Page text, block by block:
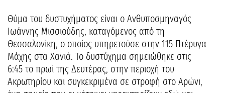
Θύμα του δυστυχήματος είναι ο Ανθυποσμηναγός
Ιωάννης Μισσιούδης, καταγόμενος από τη
Θεσσαλονίκη, ο οποίος υπηρετούσε στην 115 Πτέρυγα
Μάχης στα Χανιά. Το δυστύχημα σημειώθηκε στις
6:45 το πρωί της Δευτέρας, στην περιοχή του
Ακρωτηρίου και συγκεκριμένα σε στροφή στο Αρώνι,